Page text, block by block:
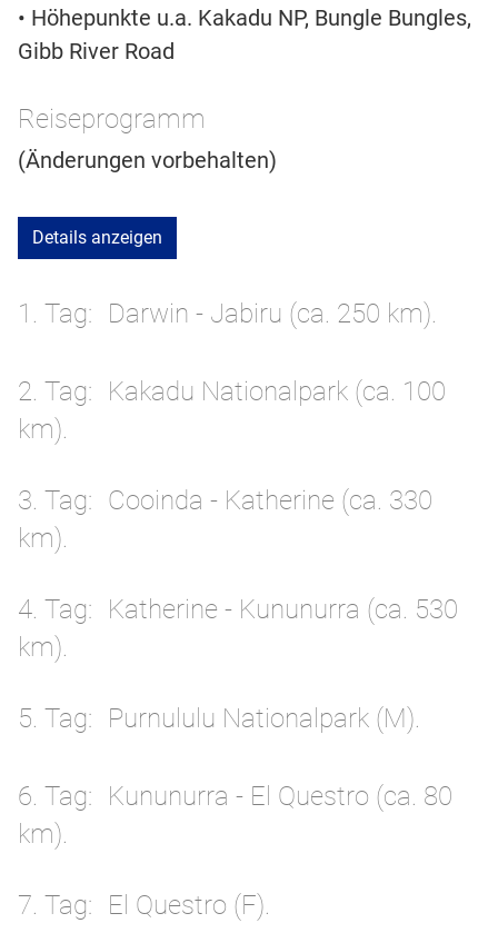
• Höhepunkte u.a. Kakadu NP, Bungle Bungles,
Gibb River Road
Reiseprogramm
(Änderungen vorbehalten)
Details anzeigen
1. Tag Darwin - Jabiru (ca. 250 km).
2. Tag
Kakadu Nationalpark (ca. 100
km).
3. Tag
Cooinda - Katherine (ca. 330
km).
4. Tag
Katherine - Kununurra (ca. 530
km).
5. Tag Purnululu Nationalpark (M).
6. Tag
Kununurra - El Questro (ca. 80
km).
7. Tag El Questro (F).